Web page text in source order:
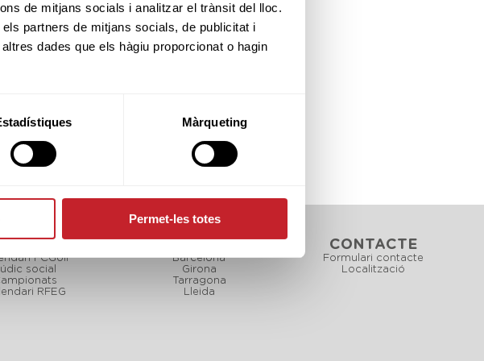
de mitjans socials i analitzar el trànsit del lloc.
partners de mitjans socials, de publicitat i
dades que els hàgiu proporcionat o hagin
Màrqueting
Permet-les totes
FCGolf
social
RFEG
Barcelona
Girona
Tarragona
Lleida
CONTACTE
Formulari contacte
Localització